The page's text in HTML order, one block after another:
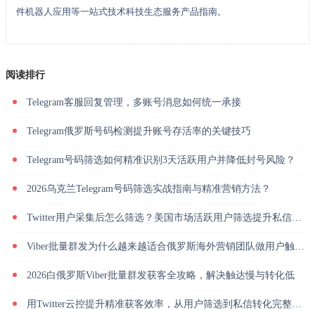
件机器人应用等一站式技术科技生态服务产品指南。
阅读排行
Telegram客服回复管理，多账号消息如何统一承接
Telegram俄罗斯号码检测提升账号存活率的关键技巧
Telegram号码筛选如何精准识别3天活跃用户并降低封号风险？
2026乌克兰Telegram号码筛选实战指南与精准营销方法？
Twitter用户采集后怎么筛选？美国市场活跃用户筛选提升私信回复率
Viber批量群发为什么越来越适合俄罗斯海外营销团队做用户触达？
2026白俄罗斯Viber批量群发获客全攻略，解决触达慢与转化低
用Twitter云控提升精准获客效率，从用户筛选到私信转化完整解析